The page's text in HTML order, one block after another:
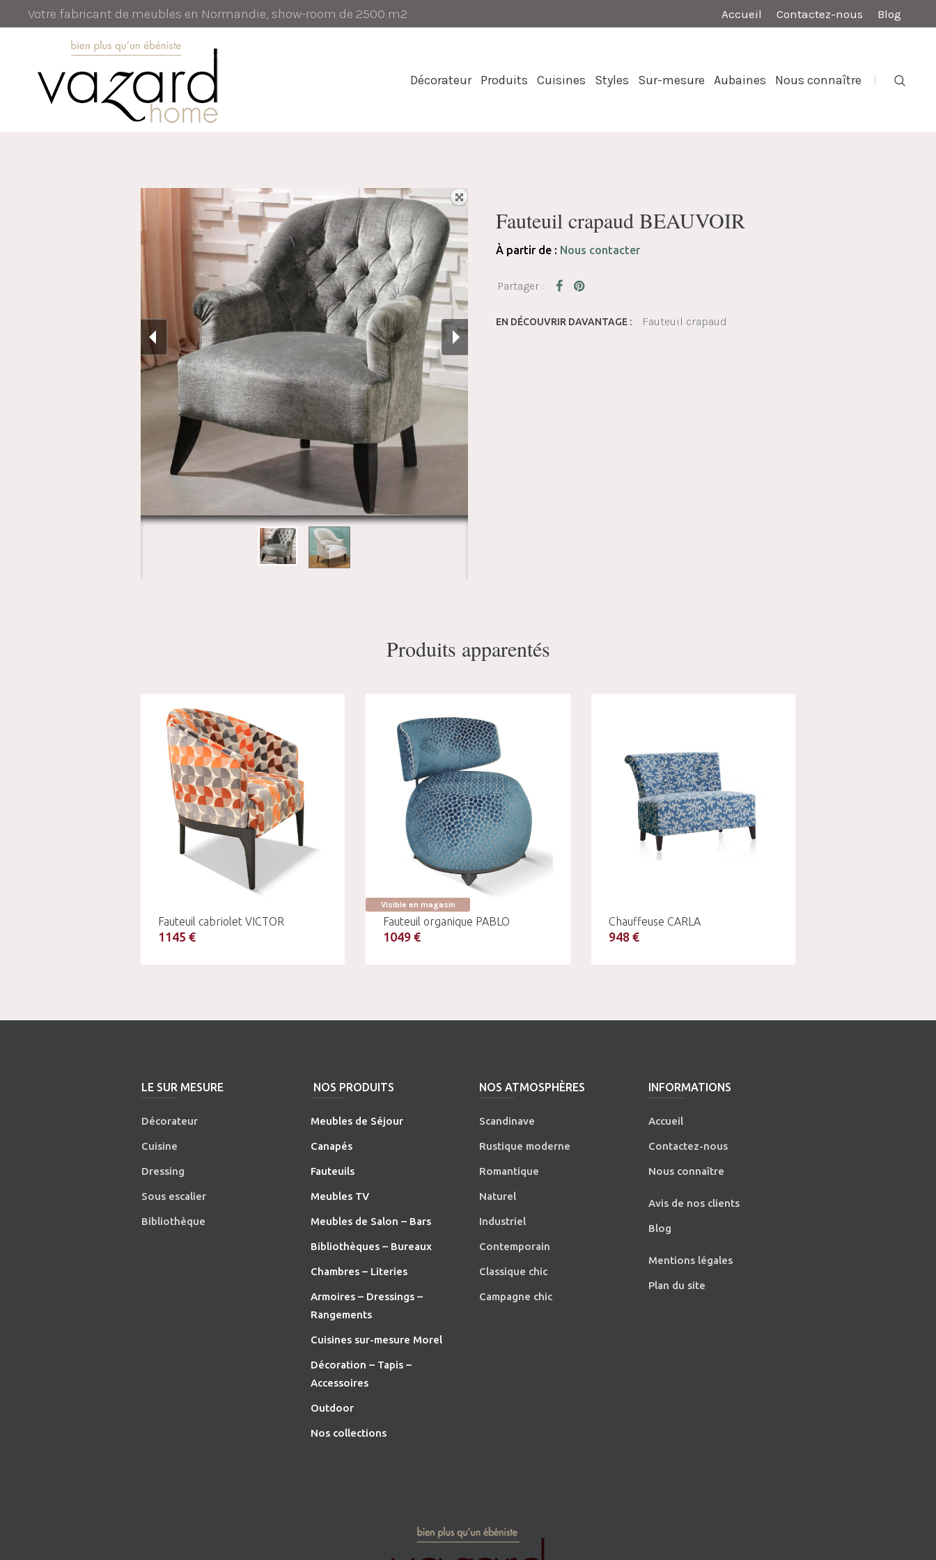
Accueil Contactez-nous Blog
Votre fabricant de meubles en Normandie, show-room de 2500 m2
Décorateur Produits Cuisines Styles Sur-mesure Aubaines Nous connaître
Fauteuil crapaud BEAUVOIR
À partir de : Nous contacter
EN DÉCOUVRIR DAVANTAGE : Fauteuil crapaud
Produits apparentés
Fauteuil cabriolet VICTOR
1145 €
Visible en magasin
Fauteuil organique PABLO
1049 €
Chauffeuse CARLA
948 €
LE SUR MESURE
Décorateur
Cuisine
Dressing
Sous escalier
Bibliothèque
NOS PRODUITS
Meubles de Séjour
Canapés
Fauteuils
Meubles TV
Meubles de Salon – Bars
Bibliothèques – Bureaux
Chambres – Literies
Armoires – Dressings –
Rangements
Cuisines sur-mesure Morel
Décoration – Tapis –
Accessoires
Outdoor
Nos collections
NOS ATMOSPHÈRES
Scandinave
Rustique moderne
Romantique
Naturel
Industriel
Contemporain
Classique chic
Campagne chic
INFORMATIONS
Accueil
Contactez-nous
Nous connaître
Avis de nos clients
Blog
Mentions légales
Plan du site